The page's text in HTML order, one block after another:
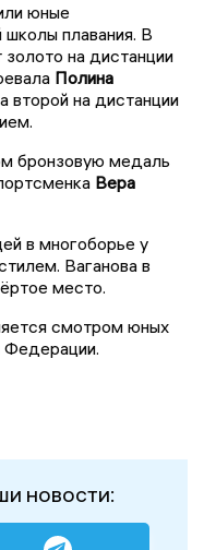
юные
плавания. В
на дистанции
Полина
второй на дистанции
бронзовую медаль
Вера
в многоборье у
Ваганова в
место.
смотром юных
Федерации.
новости: